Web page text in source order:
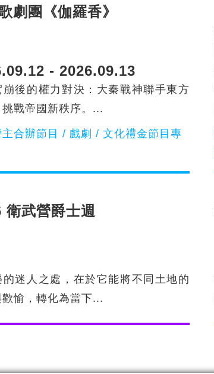
劇團《伽羅香》
- 2026.09.13
崩後的權力對決：大秦戰神聯手東方
戰帝國新秩序。...
主合辦節目 / 戲劇 / 文化禮金節目專